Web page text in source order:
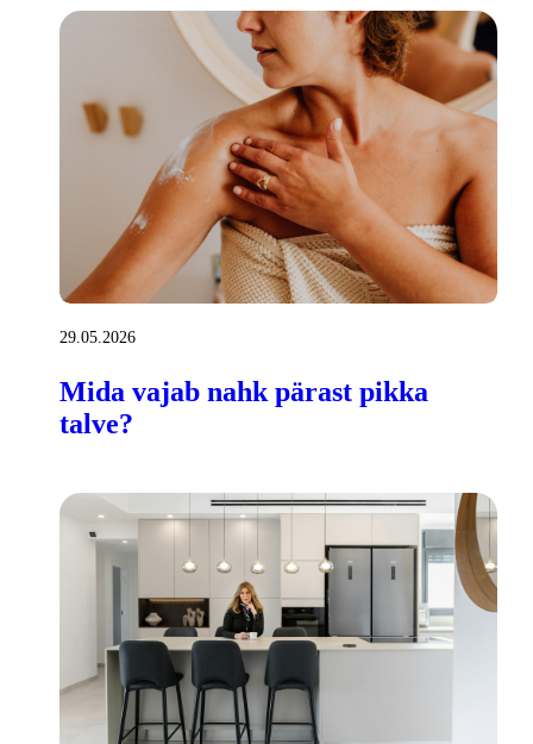
29.05.2026
Mida vajab nahk pärast pikka
talve?